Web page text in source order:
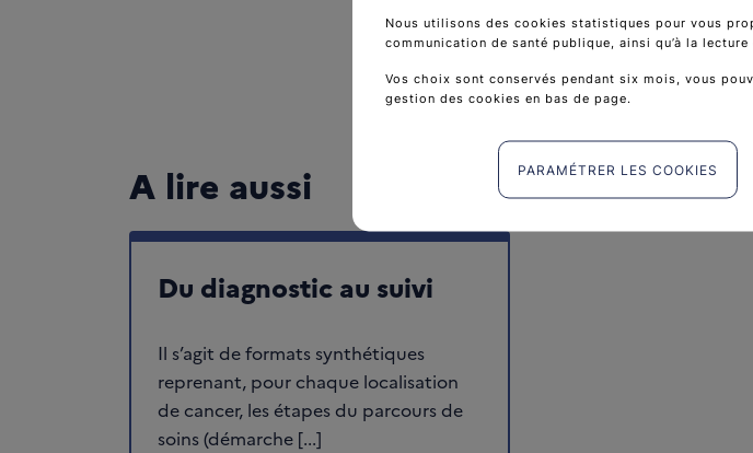
A lire aussi
Du diagnostic au suivi
Il s’agit de formats synthétiques
reprenant, pour chaque localisation
de cancer, les étapes du parcours de
soins (démarche [...]
Nous utilisons des cookies statistiques pour vous
communication de santé publique, ainsi qu’à la
Vos choix sont conservés pendant six mois, vous
gestion des cookies en bas de page.
PARAMÉTRER LES COOKIES